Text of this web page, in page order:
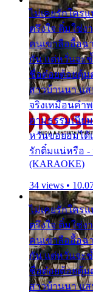
ไม่เคยรักใคร
ตรึงใจ ติ๋มใช่
คนเขาลืออื้อฉ
กัน แต่หวั่นจะ
ชื่อต๋อยต้อยตุ้ม
สาวบ้านนา แ
จริงเหมือนคำ
ตามธรรมเนีย
หวั่นขอยอมได้
รักติ๋มแน่หรือ -
(KARAOKE)
34 views •
ไม่เคยรักใคร
ตรึงใจ ติ๋มใช่
คนเขาลืออื้อฉ
กัน แต่หวั่นจะ
ชื่อต๋อยต้อยตุ้ม
สาวบ้านนา แ